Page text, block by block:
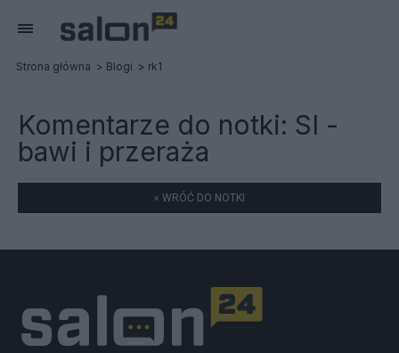
Strona główna Blogi rk1
Komentarze do notki: SI -
bawi i przeraża
« WRÓĆ DO NOTKI